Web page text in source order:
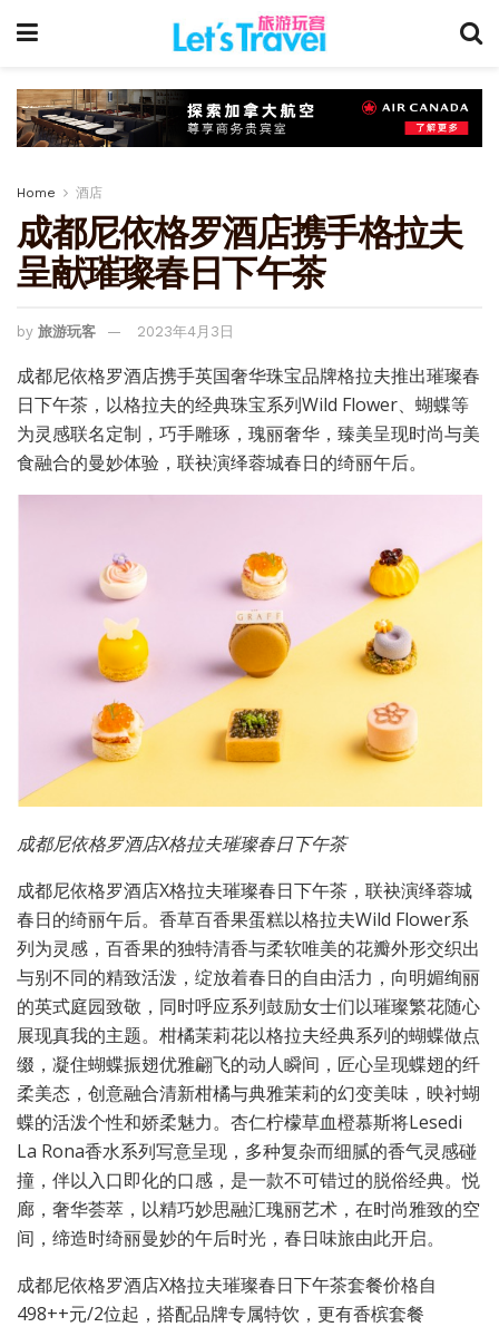
Home 酒店
成都尼依格罗酒店携手格拉夫
呈献璀璨春日下午茶
by 旅游玩客 2023年4月3日
成都尼依格罗酒店携手英国奢华珠宝品牌格拉夫推出璀璨春
日下午茶，以格拉夫的经典珠宝系列Wild Flower、蝴蝶等
为灵感联名定制，巧手雕琢，瑰丽奢华，臻美呈现时尚与美
食融合的曼妙体验，联袂演绎蓉城春日的绮丽午后。
成都尼依格罗酒店X格拉夫璀璨春日下午茶
成都尼依格罗酒店X格拉夫璀璨春日下午茶，联袂演绎蓉城
春日的绮丽午后。香草百香果蛋糕以格拉夫Wild Flower系
列为灵感，百香果的独特清香与柔软唯美的花瓣外形交织出
与别不同的精致活泼，绽放着春日的自由活力，向明媚绚丽
的英式庭园致敬，同时呼应系列鼓励女士们以璀璨繁花随心
展现真我的主题。柑橘茉莉花以格拉夫经典系列的蝴蝶做点
缀，凝住蝴蝶振翅优雅翩飞的动人瞬间，匠心呈现蝶翅的纤
柔美态，创意融合清新柑橘与典雅茉莉的幻变美味，映衬蝴
蝶的活泼个性和娇柔魅力。杏仁柠檬草血橙慕斯将Lesedi
La Rona香水系列写意呈现，多种复杂而细腻的香气灵感碰
撞，伴以入口即化的口感，是一款不可错过的脱俗经典。悦
廊，奢华荟萃，以精巧妙思融汇瑰丽艺术，在时尚雅致的空
间，缔造时绮丽曼妙的午后时光，春日味旅由此开启。
成都尼依格罗酒店X格拉夫璀璨春日下午茶套餐价格自
498++元/2位起，搭配品牌专属特饮，更有香槟套餐